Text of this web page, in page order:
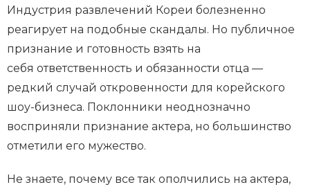
Индустрия развлечений Кореи болезненно
реагирует на подобные скандалы. Но публичное
признание и готовность взять на
себя ответственность и обязанности отца —
редкий случай откровенности для корейского
шоу-бизнеса. Поклонники неоднозначно
восприняли признание актера, но большинство
отметили его мужество.
Не знаете, почему все так ополчились на актера,